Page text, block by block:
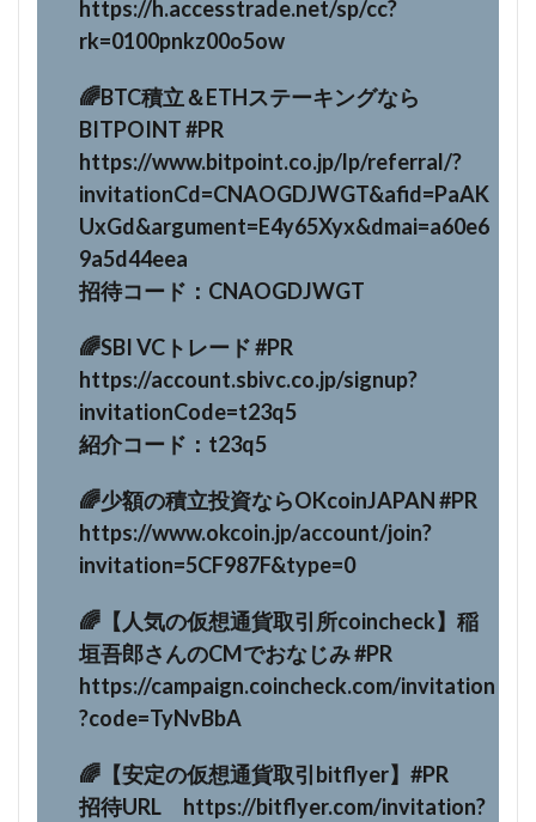
https://h.accesstrade.net/sp/cc?
rk=0100pnkz00o5ow
🌈BTC積立＆ETHステーキングなら
BITPOINT #PR
https://www.bitpoint.co.jp/lp/referral/?
invitationCd=CNAOGDJWGT&afid=PaAK
UxGd&argument=E4y65Xyx&dmai=a60e6
9a5d44eea
招待コード：CNAOGDJWGT
🌈SBI VCトレード #PR
https://account.sbivc.co.jp/signup?
invitationCode=t23q5
紹介コード：t23q5
🌈少額の積立投資ならOKcoinJAPAN #PR
https://www.okcoin.jp/account/join?
invitation=5CF987F&type=0
🌈【人気の仮想通貨取引所coincheck】稲
垣吾郎さんのCMでおなじみ #PR
https://campaign.coincheck.com/invitation
?code=TyNvBbA
🌈【安定の仮想通貨取引bitflyer】#PR
招待URL https://bitflyer.com/invitation?